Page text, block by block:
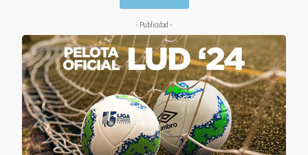
- Publicidad -